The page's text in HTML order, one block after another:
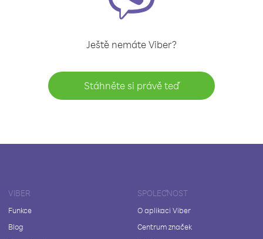
Ještě nemáte Viber?
Stáhněte si právě teď
VIBER
Funkce
Blog
SPOLEČNOST
O aplikaci Viber
Centrum značek